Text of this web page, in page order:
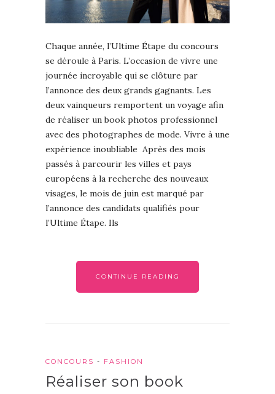
Chaque année, l’Ultime Étape du concours
se déroule à Paris. L’occasion de vivre une
journée incroyable qui se clôture par
l’annonce des deux grands gagnants. Les
deux vainqueurs remportent un voyage afin
de réaliser un book photos professionnel
avec des photographes de mode. Vivre à une
expérience inoubliable Après des mois
passés à parcourir les villes et pays
européens à la recherche des nouveaux
visages, le mois de juin est marqué par
l’annonce des candidats qualifiés pour
l’Ultime Étape. Ils
CONTINUE READING
CONCOURS - FASHION
Réaliser son book